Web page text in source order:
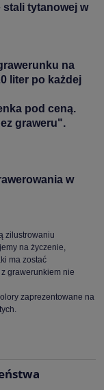
stali tytanowej w
na
liter po każdej
pod ceną.
graweru".
w
zilustrowaniu
na życzenie,
ma zostać
grawerunkiem nie
zaprezentowane na